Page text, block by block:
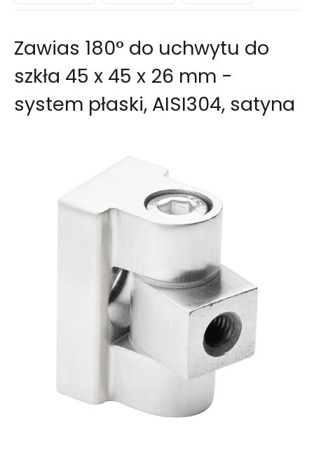
Zawias 180° do uchwytu do
szkła 45 x 45 x 26 mm -
system płaski, AISI304, satyna